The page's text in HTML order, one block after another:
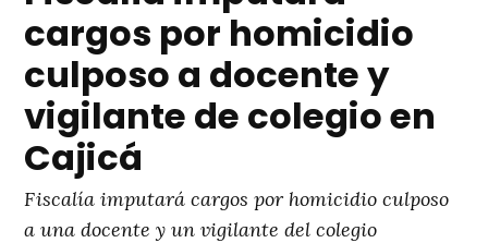
cargos por homicidio
culposo a docente y
vigilante de colegio en
Cajicá
Fiscalía imputará cargos por homicidio culposo
a una docente y un vigilante del colegio